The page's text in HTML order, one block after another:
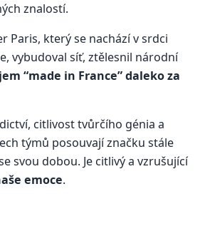
znalostí.
Paris, který se nachází v srdci
vybudoval síť, ztělesnil národní
“made in France” daleko za
citlivost tvůrčího génia a
týmů posouvají značku stále
svou dobou. Je citlivý a vzrušující
emoce.